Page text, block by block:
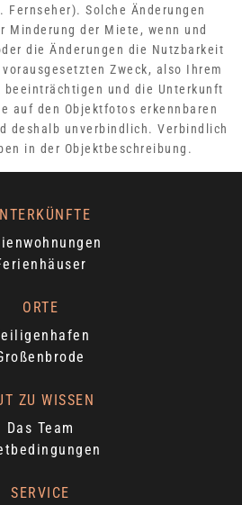
Fernseher). Solche Änderungen
Minderung der Miete, wenn und
die Änderungen die Nutzbarkeit
Zweck, also Ihrem
und die Unterkunft
auf den Objektfotos erkennbaren
deshalb unverbindlich. Verbindlich
in der Objektbeschreibung.
ORTE
ZU WISSEN
Das Team
SERVICE